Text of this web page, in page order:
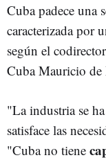
Cuba padece una
caracterizada por
según el
Cuba Mauricio de
"La industria se
satisface las
"Cuba no tiene